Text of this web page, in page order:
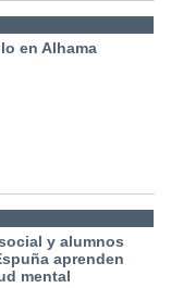
en Alhama
y alumnos
aprenden
mental